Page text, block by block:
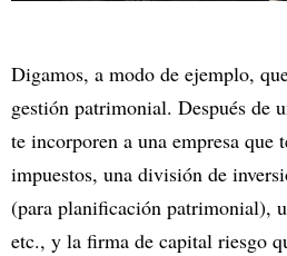
Digamos, a modo de ejemplo,
gestión patrimonial. Después de
te incorporen a una empresa que
impuestos, una división de
(para planificación patrimonial),
etc., y la firma de capital riesgo